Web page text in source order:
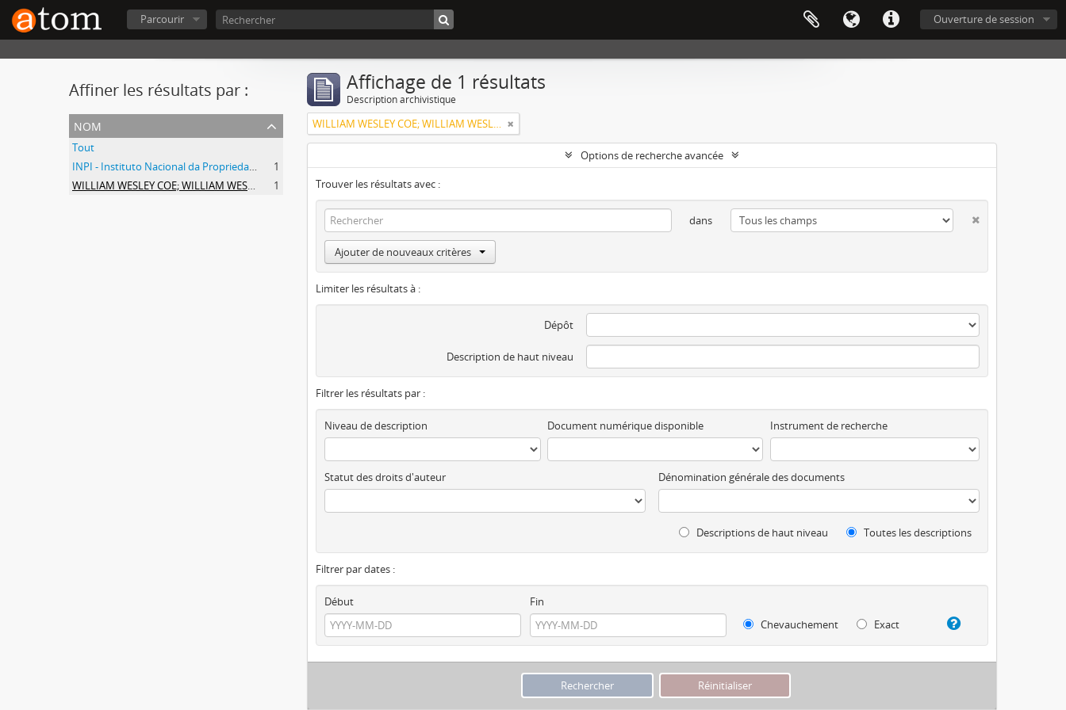
Ouverture de session
Parcourir
Affiner les résultats par :
nom
Tout
INPI - Instituto Nacional da Propriedade Industrial
1
WILLIAM WESLEY COE; WILLIAM WESLEY COE JUNIOR
1
Affichage de 1 résultats
Description archivistique
WILLIAM WESLEY COE; WILLIAM WESLEY COE JUNIOR
Options de recherche avancée
Trouver les résultats avec :
dans
Ajouter de nouveaux critères
Limiter les résultats à :
Dépôt
Description de haut niveau
Filtrer les résultats par :
Niveau de description Document numérique disponible Instrument de recherche
Statut des droits d'auteur Dénomination générale des documents
Descriptions de haut niveau Toutes les descriptions
Filtrer par dates :
Début
Fin
Chevauchement
Exact